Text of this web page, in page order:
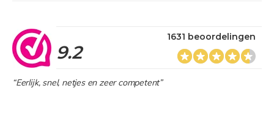
9.2
1631 beoordelingen
“Eerlijk, snel, netjes en zeer competent”